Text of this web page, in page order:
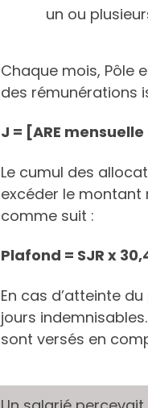
un ou
Chaque mois, Pôle
des rémunérations
J = [ARE
Le cumul des
excéder le montant
comme suit :
Plafond = SJR x
En cas d’atteinte
jours
sont versés en